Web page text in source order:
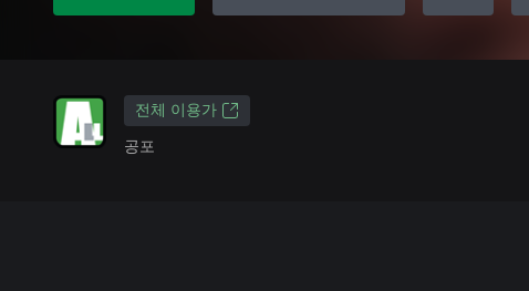
전체 이용가
공포